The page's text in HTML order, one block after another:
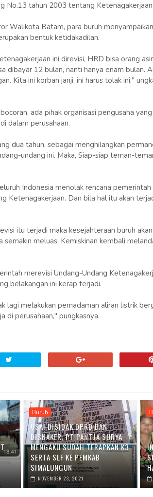
No.13 tahun 2003 tentang
Walikota Batam, para buruh
bentuk ketidakadilan.
ini direvisi, HRD bisa orang
dibayar 12 bulan, nanti hanya enam bulan.
Kita ini korban janji, ini harus tolak ini,"
ada pihak organisasi pengusaha
dalam perusahaan.
dua tahun, sebagai menghilangkan
undang ini. Maka, Siap-siap teman-
Indonesia menolak rencana
Ketenagakerjaan. Dan bila hal itu akan
itu terjadi maka kesejahteraan buruh
meluas. Kemiskinan kembali
merevisi Undang-Undang
belakangan ini kerap terjadi.
lagi melakukan pemadaman aliran listrik
di perusahaan," pungkasnya.
Buruh
USAI DISIDAK DPRD DAN
DISNAKER, PT PANTJA SURYA
MENGAKU SUDAH TERAPKAN K3
SERTA SLF KE PEMKAB
SIMALUNGUN
NOVEMBER 23, 2021